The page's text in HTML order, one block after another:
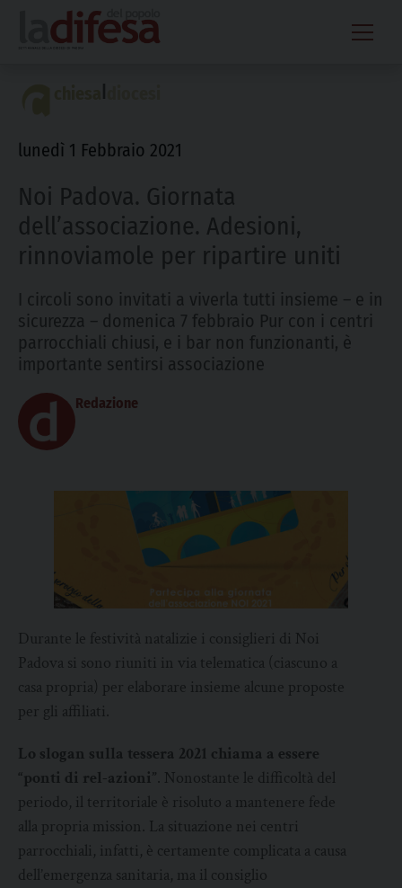
content
lunedì 1 Febbraio 2021
Noi Padova. Giornata
dell’associazione. Adesioni,
rinnoviamole per ripartire uniti
I circoli sono invitati a viverla tutti insieme – e in
sicurezza – domenica 7 febbraio Pur con i centri
parrocchiali chiusi, e i bar non funzionanti, è
importante sentirsi associazione
Redazione
Durante le festività natalizie i consiglieri di Noi
Padova si sono riuniti in via telematica (ciascuno a
casa propria) per elaborare insieme alcune proposte
per gli affiliati.
Lo slogan sulla tessera 2021 chiama a essere
“ponti di rel-azioni” . Nonostante le difficoltà del
periodo, il territoriale è risoluto a mantenere fede
alla propria mission. La situazione nei centri
parrocchiali, infatti, è certamente complicata a causa
dell’emergenza sanitaria, ma il consiglio